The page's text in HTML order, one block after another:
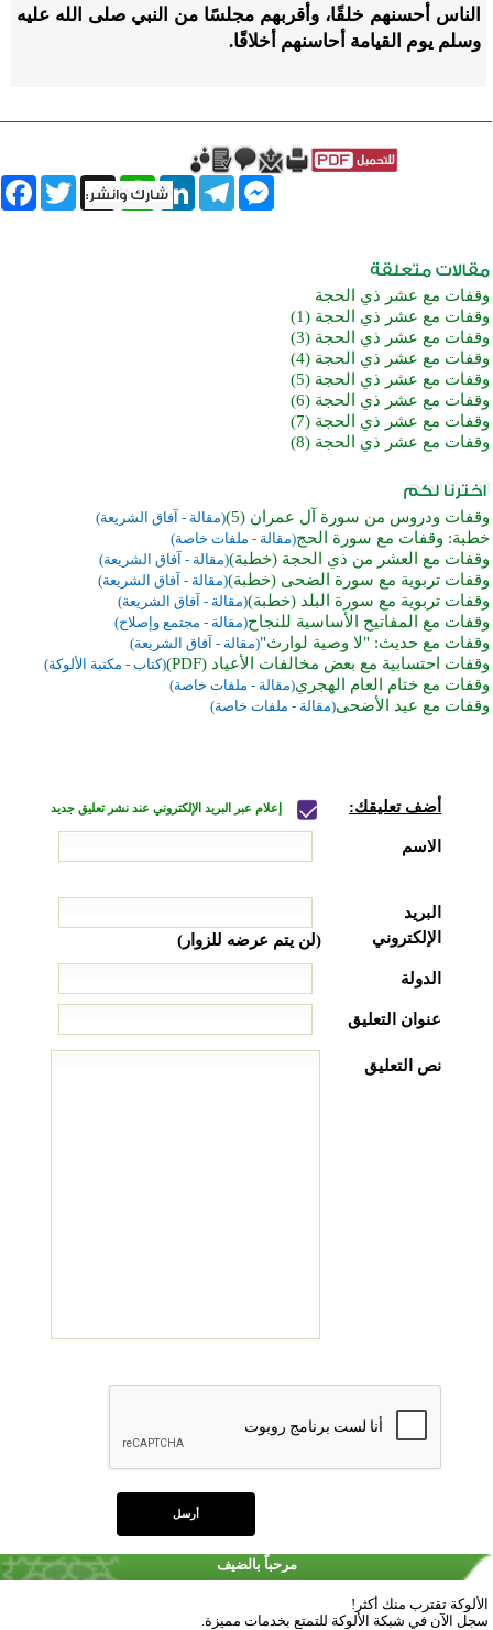
الناس أحسنهم خلقًا، وأقربهم مجلسًا من النبي صلى الله عليه
وسلم يوم القيامة أحاسنهم أخلاقًا.
Twitter X
WhatsAppLinkedInTelegram
Messenger
وقفات مع عشر ذي الحجة
وقفات مع عشر ذي الحجة (1)
وقفات مع عشر ذي الحجة (3)
وقفات مع عشر ذي الحجة (4)
وقفات مع عشر ذي الحجة (5)
وقفات مع عشر ذي الحجة (6)
وقفات مع عشر ذي الحجة (7)
وقفات مع عشر ذي الحجة (8)
وقفات ودروس من سورة آل عمران (5) (مقالة - آفاق الشريعة)
خطبة: وقفات مع سورة الحج(مقالة - ملفات خاصة)
وقفات مع العشر من ذي الحجة (خطبة)(مقالة - آفاق الشريعة)
وقفات تربوية مع سورة الضحى (خطبة)(مقالة - آفاق الشريعة)
وقفات تربوية مع سورة البلد (خطبة)(مقالة - آفاق الشريعة)
وقفات مع المفاتيح الأساسية للنجاح(مقالة - مجتمع وإصلاح)
وقفات مع حديث: "لا وصية لوارث"(مقالة - آفاق الشريعة)
وقفات احتسابية مع بعض مخالفات الأعياد (PDF) (كتاب - مكتبة الألوكة)
وقفات مع ختام العام الهجري(مقالة - ملفات خاصة)
وقفات مع عيد الأضحى(مقالة - ملفات خاصة)
أضف تعليقك: إعلام عبر البريد الإلكتروني عند نشر تعليق جديد
الاسم
البريد
الإلكتروني
(لن يتم عرضه للزوار)
الدولة
عنوان التعليق
نص التعليق
مرحباً بالضيف
الألوكة تقترب منك أكثر!
سجل الآن في شبكة الألوكة للتمتع بخدمات مميزة.